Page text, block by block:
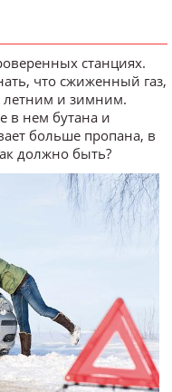
станциях.
что сжиженный газ,
летним и зимним.
в нем бутана и
больше пропана, в
должно быть?